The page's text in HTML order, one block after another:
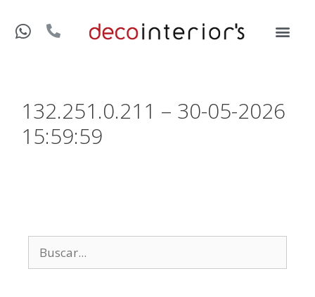
132.251.0.211 – 30-05-2026
15:59:59